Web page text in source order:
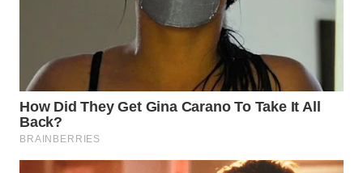
CO ID
WAHANANEWS
NET
WAHANA